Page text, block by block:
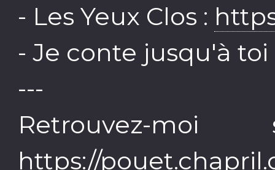
- Les Yeux Clos :
- Je conte jusqu'à
---
Retrouvez-
https://